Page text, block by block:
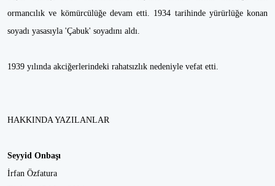
ormancılık ve kömürcülüğe devam etti. 1934 tarihinde yürürlüğe konan
soyadı yasasıyla 'Çabuk' soyadını aldı.
1939 yılında akciğerlerindeki rahatsızlık nedeniyle vefat etti.
HAKKINDA YAZILANLAR
Seyyid Onbaşı
İrfan Özfatura